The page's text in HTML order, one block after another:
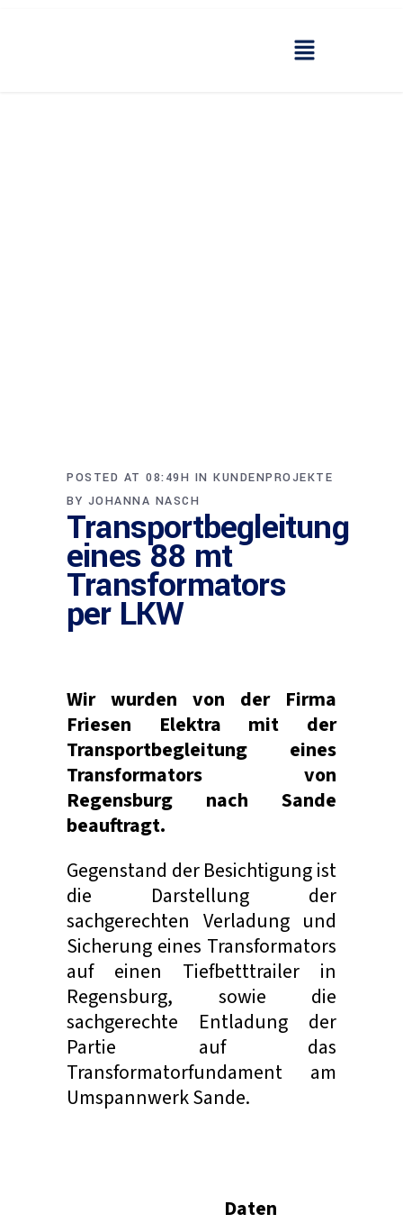
Transportbegleitung
eines 88 mt
Transformators
per LKW
POSTED AT 08:49H IN KUNDENPROJEKTE
BY JOHANNA NASCH
Wir wurden von der Firma
Friesen Elektra mit der
Transportbegleitung eines
Transformators von
Regensburg nach Sande
beauftragt.
Gegenstand der Besichtigung ist
die Darstellung der
sachgerechten Verladung und
Sicherung eines Transformators
auf einen Tiefbetttrailer in
Regensburg, sowie die
sachgerechte Entladung der
Partie auf das
Transformatorfundament am
Umspannwerk Sande.
Daten